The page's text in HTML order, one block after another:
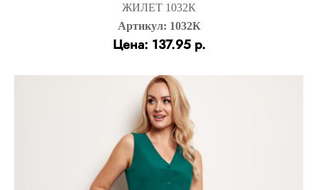
ЖИЛЕТ 1032К
Артикул: 1032К
Цена: 137.95 р.